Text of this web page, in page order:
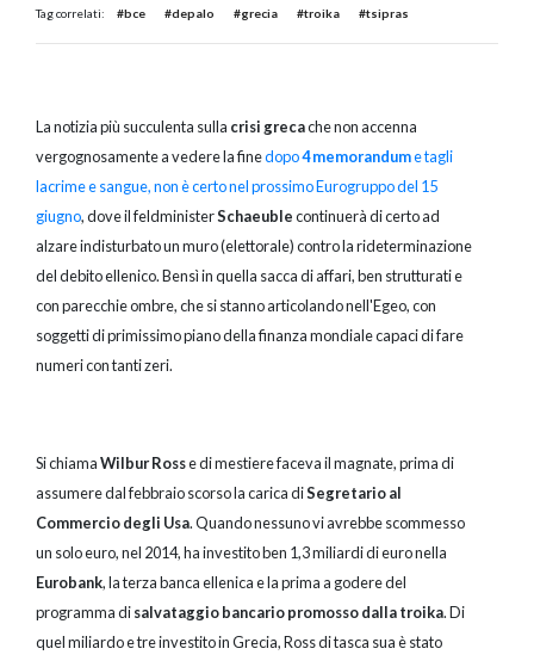
Tag correlati:
#bce #depalo #grecia #troika #tsipras
La notizia più succulenta sulla crisi grecache non accenna
vergognosamente a vedere la finedopo4 memorandume tagli
lacrime e sangue, non è certo nel prossimo Eurogruppo del 15
giugno, dove il feldministerSchaeublecontinuerà di certo ad
alzare indisturbato un muro (elettorale) contro la rideterminazione
del debito ellenico. Bensì in quella sacca di affari, ben strutturati e
con parecchie ombre, che si stanno articolando nell'Egeo, con
soggetti di primissimo piano della finanza mondiale capaci di fare
numeri con tanti zeri.
Si chiamaWilbur Rosse di mestiere faceva il magnate, prima di
assumere dal febbraio scorso la carica diSegretario al
Commercio degli Usa. Quando nessuno vi avrebbe scommesso
un solo euro, nel 2014, ha investito ben 1,3 miliardi di euro nella
Eurobank, la terza banca ellenica e la prima a godere del
programma disalvataggio bancario promosso dalla troika. Di
quel miliardo e tre investito in Grecia, Ross di tasca sua è stato